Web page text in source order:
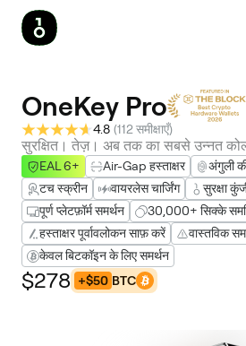
OneKey Pro
4.8 (112 समीक्षाएँ)
सुरक्षित। तेज़। अब तक का सबसे उन्नत
EAL 6+ Air-Gap हस्ताक्षर अंगुली
टच स्क्रीन
वायरलेस चार्जिंग सुरक्षा
पूर्ण प्लेटफ़ॉर्म समर्थन
30,000+ सिक्के
हस्ताक्षर पूर्वावलोकन साफ़ करें
वास्तविक
केवल बिटकॉइन के लिए समर्थन
$278 +$50 BTC